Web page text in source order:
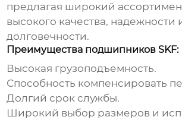
предлагая широкий
высокого качества, надежности
долговечности.
Преимущества подшипников SKF:
Высокая грузоподъемность.
Способность компенсировать
Долгий срок службы.
Широкий выбор размеров и